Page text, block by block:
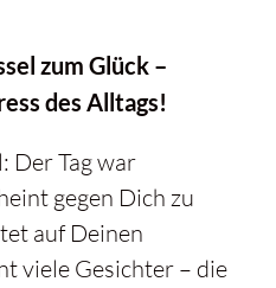
zum Glück –
des Alltags!
Der Tag war
gegen Dich zu
auf Deinen
viele Gesichter – die